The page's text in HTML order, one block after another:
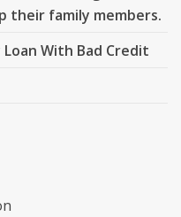
their family members.
With Bad Credit